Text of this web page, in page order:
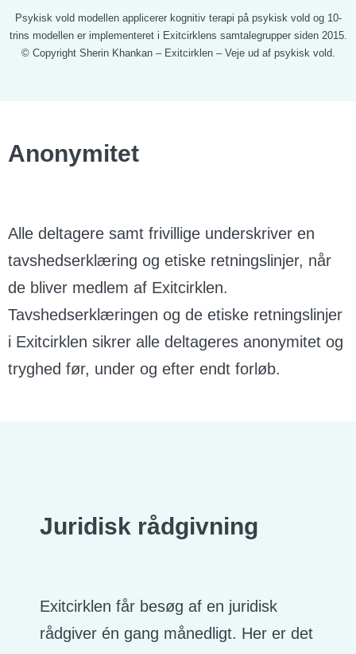
Psykisk vold modellen applicerer kognitiv terapi på psykisk vold og 10-
trins modellen er implementeret i Exitcirklens samtalegrupper siden 2015.
© Copyright Sherin Khankan – Exitcirklen – Veje ud af psykisk vold.
Anonymitet
Alle deltagere samt frivillige underskriver en
tavshedserklæring og etiske retningslinjer, når
de bliver medlem af Exitcirklen.
Tavshedserklæringen og de etiske retningslinjer
i Exitcirklen sikrer alle deltageres anonymitet og
tryghed før, under og efter endt forløb.
Juridisk rådgivning
Exitcirklen får besøg af en juridisk
rådgiver én gang månedligt. Her er det